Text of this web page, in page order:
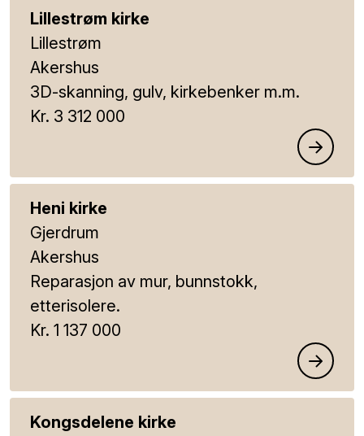
Lillestrøm kirke
Lillestrøm
Akershus
3D-skanning, gulv, kirkebenker m.m.
Kr. 3 312 000
Heni kirke
Gjerdrum
Akershus
Reparasjon av mur, bunnstokk,
etterisolere.
Kr. 1 137 000
Kongsdelene kirke